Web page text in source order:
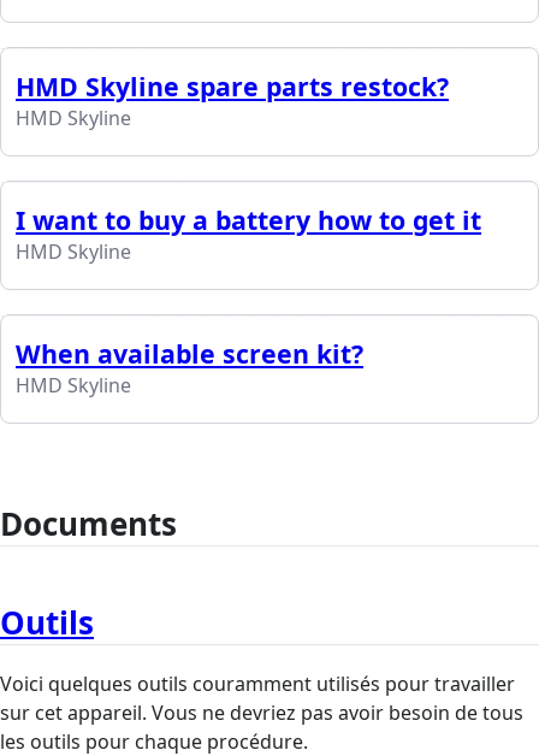
HMD Skyline spare parts restock?
HMD Skyline
I want to buy a battery how to get it
HMD Skyline
When available screen kit?
HMD Skyline
Documents
Outils
Voici quelques outils couramment utilisés pour travailler
sur cet appareil. Vous ne devriez pas avoir besoin de tous
les outils pour chaque procédure.